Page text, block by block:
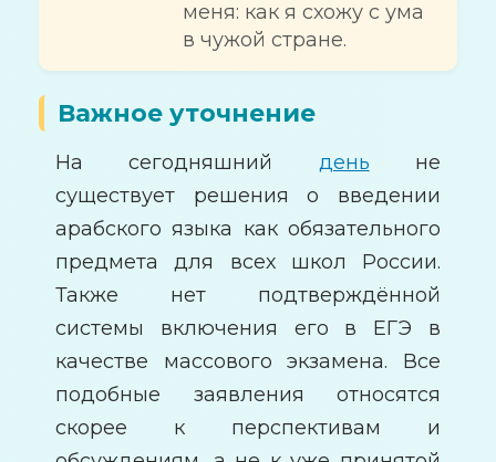
меня: как я схожу с ума
в чужой стране.
Важное уточнение
На сегодняшний день не
существует решения о введении
арабского языка как обязательного
предмета для всех школ России.
Также нет подтверждённой
системы включения его в ЕГЭ в
качестве массового экзамена. Все
подобные заявления относятся
скорее к перспективам и